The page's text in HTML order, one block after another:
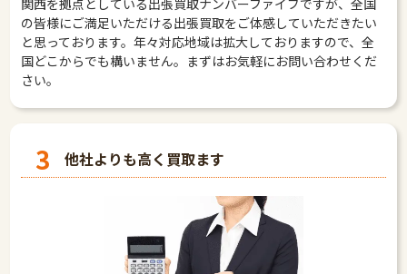
の皆様にご満足いただける出張買取をご体感していただきたい
と思っております。年々対応地域は拡大しておりますので、全
国どこからでも構いません。まずはお気軽にお問い合わせくだ
さい。
3 他社よりも高く買取ます